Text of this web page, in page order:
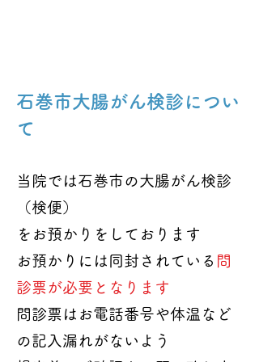
​石巻市大腸がん検診につい
て
当院では石巻市の大腸がん検診
（検便）
をお預かりをしております
お預かりには同封されている 問
診票が必要となります
問診票はお電話番号や体温など
の記入漏れがないよう